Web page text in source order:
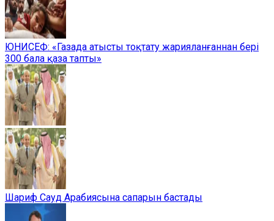
ЮНИСЕФ: «Газада атысты тоқтату жарияланғаннан бері
300 бала қаза тапты»
Шариф Сауд Арабиясына сапарын бастады